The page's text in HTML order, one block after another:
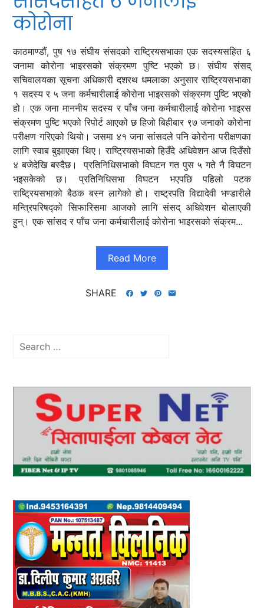
कोरोना
काठमाण्डौं, पुष १७ संघीय संसदको राष्ट्रियसभाका एक सदस्यसहित ६
जनामा कोरोना भाइरसको संक्रमण पुष्टि भएको छ। संघीय संसद्
सचिवालयका सूचना अधिकारी दशरथ धमलाका अनुसार राष्ट्रियसभाका
१ सदस्य र ५ जना कर्मचारीलाई कोरोना भाइरसको संक्रमण पुष्टि भएको
हो। एक जना माननीय सदस्य र पाँच जना कर्मचारीलाई कोरोना भाइरस
संक्रमण पुष्टि भएको रिपोर्ट आएको छ हिजो बिहीबार ९७ जनाको कोरोना
परीक्षण गरिएको थियो। जसमा ४१ जना सांसदले पनि कोरोना परीक्षणका
लागि स्वाब बुझाएका थिए। राष्ट्रियसभाको हिउँदे अधिवेशन आज दिउँसो
४ बजेदेखि बस्दैछ। प्रतिनिधिसभाको विघटन गत पुस ५ गते नै विघटन
भइसकेको छ। प्रतिनिधिसभा विघटन भएपछि पहिलो पटक
राष्ट्रियसभाको बैठक बस्न लागेको हो। राष्ट्रपति विद्यादेवी भण्डारीले
मन्त्रिपरिषद्को सिफारिसमा आजको लागि संसद् अधिवेशन बोलाएकी
हुन्। एक सांसद र पाँच जना कर्मचारीलाई कोरोना भाइरसको संक्रम...
Read More
SHARE
Search